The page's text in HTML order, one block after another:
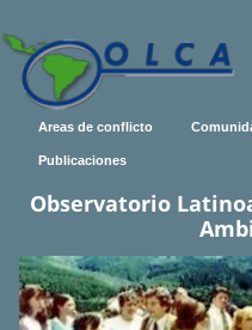
Areas de conflicto
Publicaciones
Observatorio